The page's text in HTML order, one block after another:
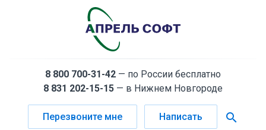
8 800 700-31-42 — по России бесплатно
8 831 202-15-15 — в Нижнем Новгороде
Перезвоните мне Написать search